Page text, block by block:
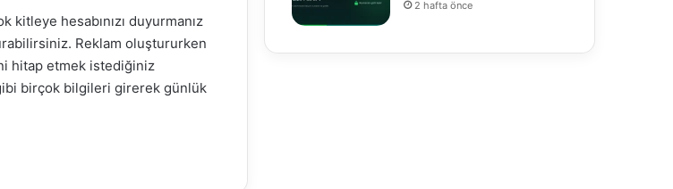
hesabınızı duyurmanız
Reklam oluştururken
hitap etmek istediğiniz
birçok bilgileri girerek günlük
2 hafta önce